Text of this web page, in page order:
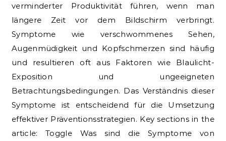
verminderter Produktivität führen, wenn man
längere Zeit vor dem Bildschirm verbringt.
Symptome wie verschwommenes Sehen,
Augenmüdigkeit und Kopfschmerzen sind häufig
und resultieren oft aus Faktoren wie Blaulicht-
Exposition und ungeeigneten
Betrachtungsbedingungen. Das Verständnis dieser
Symptome ist entscheidend für die Umsetzung
effektiver Präventionsstrategien. Key sections in the
article: Toggle Was sind die Symptome von